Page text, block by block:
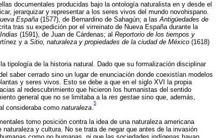
documentales producidas bajo la ontología naturalista en y desde el
jerarquizar y representar a los seres vivos del mundo novohispano.
España (1577), de Bernardino de Sahagún; a lasAntigüedades de
tras su expedición por el virreinato de Nueva España durante la
(1591), de Juan de Cárdenas; al Reportorio de los tiempos y
y aSitio, naturaleza y propiedades de la ciudad de México (1618)
tipología de la historia natural. Dado que su formalización disciplinar
saber cerrado sino un lugar de enunciación donde coexistían modelos
y seres vivos. Esto se debe a que en el siglo XVI la propia
al redescubrimiento que hicieron los humanistas del sentido
general que no se limitaba a la res gestae sino que, además,
consideraba como naturaleza
5
tomo posición contra la idea de una naturaleza americana
y cultura. No se trata de negar que antes de la invasión